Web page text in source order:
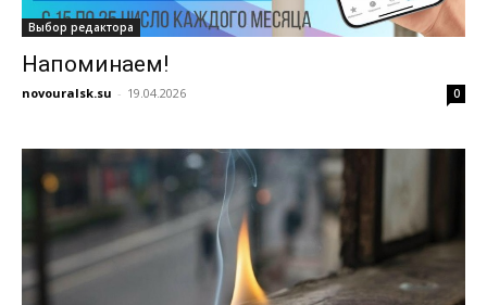
Выбор редактора
Напоминаем!
novouralsk.su - 19.04.2026 0